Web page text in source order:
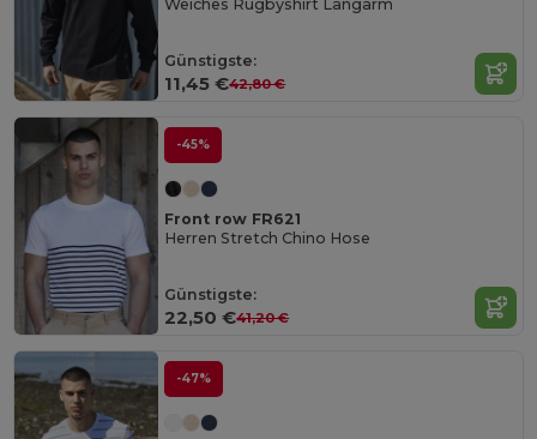
Weiches Rugbyshirt Langarm
Günstigste:
11,45 €42,80 €
-45%
Front row FR621
Herren Stretch Chino Hose
Günstigste:
22,50 €41,20 €
-47%